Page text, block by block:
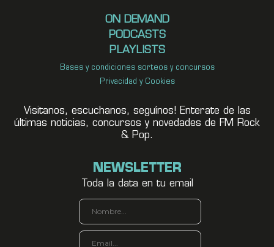
ON DEMAND
PODCASTS
PLAYLISTS
Bases y condiciones sorteos y concursos
Privacidad y Cookies
Visitanos, escuchanos, seguínos! Enterate de las
últimas noticias, concursos y novedades de FM Rock
& Pop.
NEWSLETTER
Toda la data en tu email